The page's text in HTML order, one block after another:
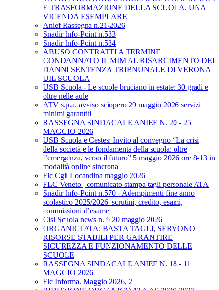
E TRASFORMAZIONE DELLA SCUOLA. UNA
VICENDA ESEMPLARE
Anief Rassegna n.21/2026
Snadir Info-Point n.583
Snadir Info-Point n.584
ABUSO CONTRATTI A TERMINE
CONDANNATO IL MIM AL RISARCIMENTO DEI
DANNI SENTENZA TRIBNUNALE DI VERONA
UIL SCUOLA
USB Scuola - Le scuole bruciano in estate: 30 gradi e
oltre nelle aule
ATV s.p.a. avviso sciopero 29 maggio 2026 servizi
minimi garantiti
RASSEGNA SINDACALE ANIEF N. 20 - 25
MAGGIO 2026
USB Scuola e Cestes: Invito al convegno “La crisi
della società e le fondamenta della scuola: oltre
l’emergenza, verso il futuro” 5 maggio 2026 ore 8-13 in
modalità online sincrona
Flc Cgil Locandina maggio 2026
FLC Veneto | comunicato stampa tagli personale ATA
Snadir Info-Point n.570 - Adempimenti fine anno
scolastico 2025/2026: scrutini, credito, esami,
commissioni d’esame
Cisl Scuola news n. 9 20 maggio 2026
ORGANICI ATA: BASTA TAGLI, SERVONO
RISORSE STABILI PER GARANTIRE
SICUREZZA E FUNZIONAMENTO DELLE
SCUOLE
RASSEGNA SINDACALE ANIEF N. 18 - 11
MAGGIO 2026
Flc Informa. Maggio 2026, 2